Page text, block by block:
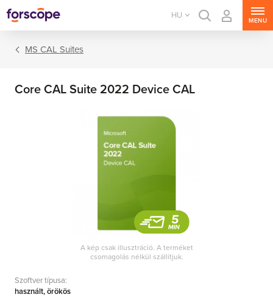
HU
MENU
MS Exchange Server
MS SharePoint Server
MS Skype for Business Server
MS CAL Suites
Core CAL Suite 2022 Device CAL
A kép csak illusztráció. A terméket
csomagolás nélkül szállítjuk.
Szoftver típusa:
használt, örökös